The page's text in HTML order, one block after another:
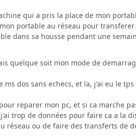
qui a pris la place de mon
portable au réseau pour
dans sa housse pendant une
quelque soit mon mode de
ms dos sans echecs, et la, j'ai eu le
reparer mon pc, et si ca marche
trop de données pour faire ca a la
réseau ou de faire des transferts de